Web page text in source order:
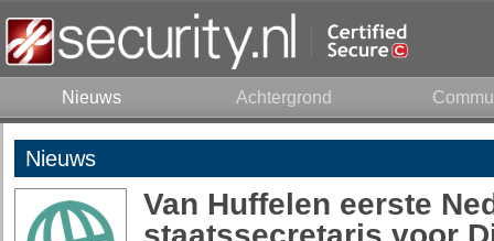
Nieuws Achtergrond
Nieuws
Van Huffelen eerste